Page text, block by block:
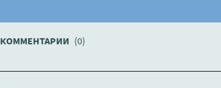
КОММЕНТАРИИ (0)